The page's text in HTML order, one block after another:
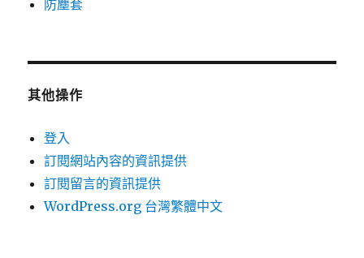
防塵套
其他操作
登入
訂閱網站內容的資訊提供
訂閱留言的資訊提供
WordPress.org 台灣繁體中文